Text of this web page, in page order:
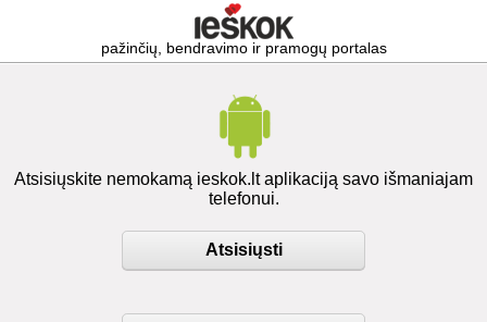
pažinčių, bendravimo ir pramogų portalas
Atsisiųskite nemokamą ieskok.lt aplikaciją savo išmaniajam
telefonui.
Atsisiųsti